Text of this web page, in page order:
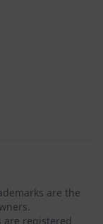
are the
are registered